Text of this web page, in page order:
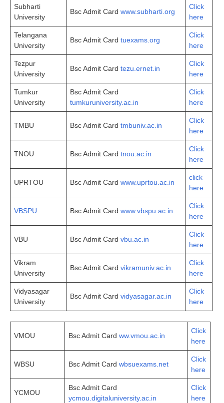
Subharti
University
Bsc Admit Card www.subharti.org
Click
here
Telangana
University
Bsc Admit Card tuexams.org
Click
here
Tezpur
University
Bsc Admit Card tezu.ernet.in
Click
here
Tumkur
University
Bsc Admit Card
tumkuruniversity.ac.in
Click
here
TMBU Bsc Admit Card tmbuniv.ac.in
Click
here
TNOU Bsc Admit Card tnou.ac.in
Click
here
UPRTOU Bsc Admit Card www.uprtou.ac.in
click
here
VBSPU Bsc Admit Card www.vbspu.ac.in
Click
here
VBU Bsc Admit Card vbu.ac.in
Click
here
Vikram
University
Bsc Admit Card vikramuniv.ac.in
Click
here
Vidyasagar
University
Bsc Admit Card vidyasagar.ac.in
Click
here
VMOU Bsc Admit Card ww.vmou.ac.in
Click
here
WBSU Bsc Admit Card wbsuexams.net
Click
here
YCMOU
Bsc Admit Card
ycmou.digitaluniversity.ac.in
Click
here